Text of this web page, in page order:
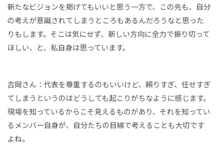
新たなビジョンを掲げてもいいと思う一方で、この先も、自分
の考えが意識されてしまうところもあるんだろうなと思った
りもします。そこは気にせず、新しい方向に全力で振り切って
ほしい、と、私自身は思っています。
吉岡さん：代表を尊重するのもいいけど、頼りすぎ、任せすぎ
てしまうというのはどうしても起こりがちなように感じます。
現場を知っているからこそ見えるものがあり、それを知ってい
るメンバー自身が、自分たちの目線で考えることも大切です
よね。